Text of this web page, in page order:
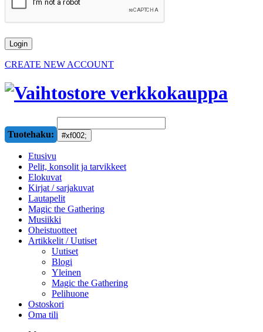
CREATE NEW ACCOUNT
Tuotehaku:
Etusivu
Pelit, konsolit ja tarvikkeet
Elokuvat
Kirjat / sarjakuvat
Lautapelit
Magic the Gathering
Musiikki
Oheistuotteet
Artikkelit / Uutiset
Uutiset
Blogi
Yleinen
Magic the Gathering
Pelihuone
Ostoskori
Oma tili